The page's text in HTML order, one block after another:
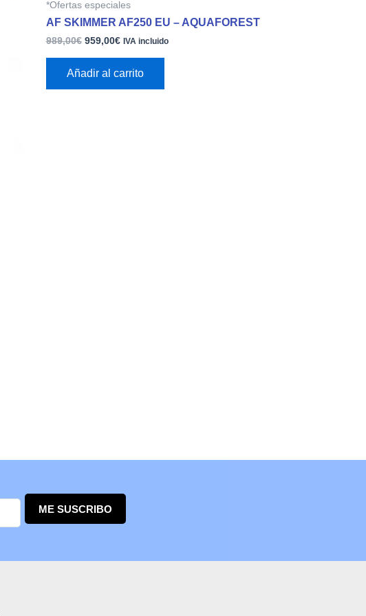
*Ofertas especiales
AF SKIMMER AF250 EU – AQUAFOREST
989,00€
original
era:
959,00€
actual
es:
IVA incluido
Añadir al carrito
ME SUSCRIBO